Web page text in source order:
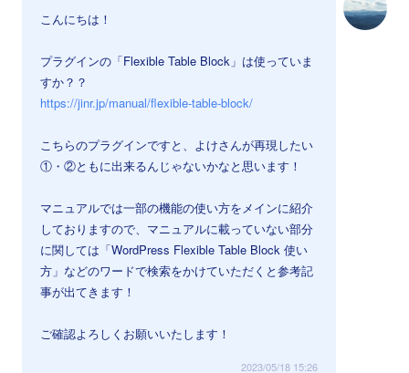
こんにちは！
プラグインの「Flexible Table Block」は使っていま
すか？？
https://jinr.jp/manual/flexible-table-block/
こちらのプラグインですと、よけさんが再現したい
①・②ともに出来るんじゃないかなと思います！
マニュアルでは一部の機能の使い方をメインに紹介
しておりますので、マニュアルに載っていない部分
に関しては「WordPress Flexible Table Block 使い
方」などのワードで検索をかけていただくと参考記
事が出てきます！
ご確認よろしくお願いいたします！
2023/05/18 15:26